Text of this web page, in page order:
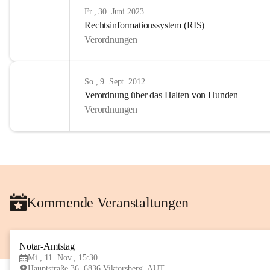
Fr., 30. Juni 2023
Rechtsinformationssystem (RIS)
Verordnungen
So., 9. Sept. 2012
Verordnung über das Halten von Hunden
Verordnungen
Kommende Veranstaltungen
Notar-Amtstag
Mi., 11. Nov., 15:30